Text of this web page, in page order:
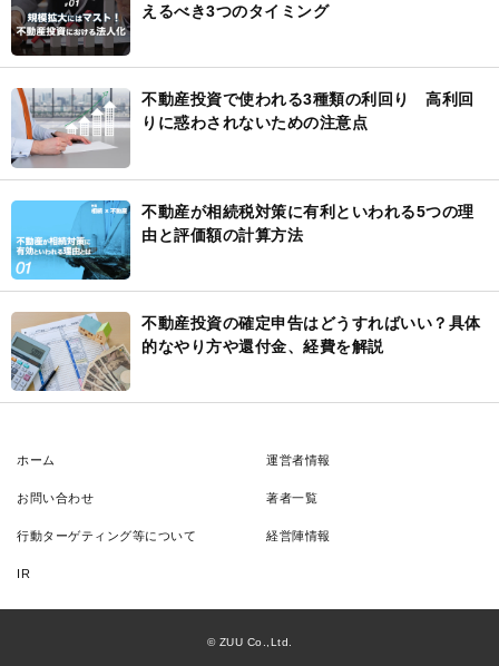
えるべき3つのタイミング
不動産投資で使われる3種類の利回り 高利回
りに惑わされないための注意点
不動産が相続税対策に有利といわれる5つの理
由と評価額の計算方法
不動産投資の確定申告はどうすればいい？具体
的なやり方や還付金、経費を解説
ホーム 運営者情報
お問い合わせ 著者一覧
行動ターゲティング等について 経営陣情報
IR
© ZUU Co.,Ltd.